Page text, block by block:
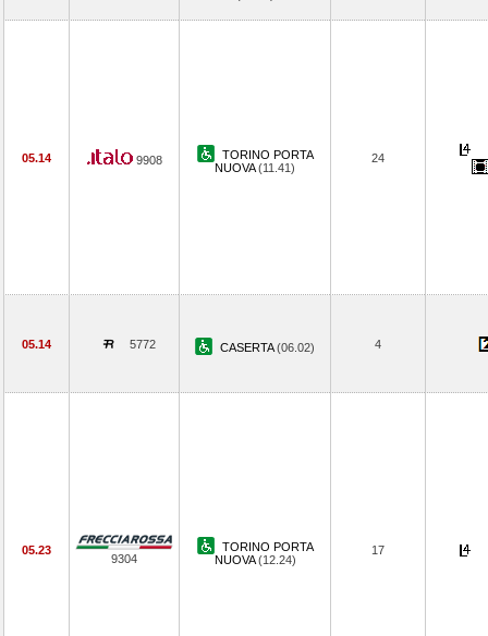
05.14 9908
TORINO PORTA
NUOVA(11.41)
24
05.14 5772 CASERTA(06.02) 4
05.23
9304
TORINO PORTA
NUOVA(12.24)
17